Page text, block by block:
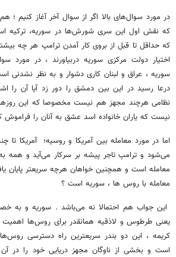
در مورد سوال‌های بالا اگر از سوال آخر آغاز
که نقش اول این سری شورش‌ها در سوریه، ترکیه
که حداقل تا قبل از بروی کار آمدن ترامپ هر چه
اختیار دولت مرکزی سوریه دربیاورند ، در مورد
سوریه ، عراق و لبنان کاری دشوار و به نظر نشدنی
درعا رسید در این بین دمشق را دور زد آیا آن را
نظامی هرچند مجهز هم نیست مخصوصا که این
نیست که یاران خانواده اسد عشق به آنان را فراموش
اما در مورد معامله بین آمریکا و روسیه؛ آمریکا تا
می‌شود و ترامپ تاجر پیشه بر سرکار می‌آید و همه
معامله است و همچنین خواهان هرچه سریعتر پایان
معامله با روس ها ، سوریه است ؟
این جواب هم احتمالا نه می‌باشد . سوریه و به
یعنی طرطوس و لاذقیه همانقدر برای روس‌ها اهمیت
کریمه ، این دو بندر سریعترین راه دسترسی روس‌ها
است و بخشی از ناوگان مجهز دریایی خود را در